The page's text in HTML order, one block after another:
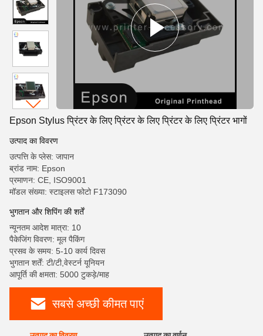
Epson Stylus प्रिंटर के लिए प्रिंटर के लिए प्रिंटर के लिए प्रिंटर भागों
उत्पाद का विवरण
उत्पत्ति के प्लेस: जापान
ब्रांड नाम: Epson
प्रमाणन: CE, ISO9001
मॉडल संख्या: स्टाइलस फोटो F173090
भुगतान और शिपिंग की शर्तें
न्यूनतम आदेश मात्रा: 10
पैकेजिंग विवरण: मूल पैकिंग
प्रसव के समय: 5-10 कार्य दिवस
भुगतान शर्तें: टी/टी,वेस्टर्न यूनियन
आपूर्ति की क्षमता: 5000 टुकड़े/माह
सबसे अच्छी कीमत पाएं